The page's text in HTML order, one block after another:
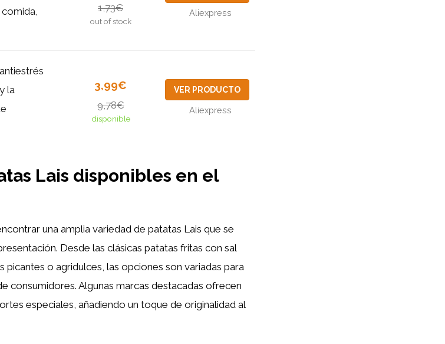
1,73€
out of stock
Aliexpress
la
3,99€
9,78€
disponible
VER PRODUCTO
Aliexpress
Lais disponibles en el
una amplia variedad de patatas Lais que se
Desde las clásicas patatas fritas con sal
picantes o agridulces, las opciones son variadas para
consumidores. Algunas marcas destacadas ofrecen
especiales, añadiendo un toque de originalidad al